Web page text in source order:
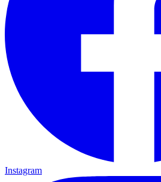
Instagram